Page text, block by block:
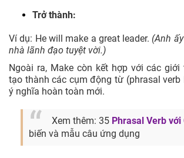
Trở thành:
Ví dụ: He will make a great leader. (Anh
nhà lãnh đạo tuyệt vời.)
Ngoài ra, Make còn kết hợp với các
tạo thành các cụm động từ (phrasal verb
ý nghĩa hoàn toàn mới.
Xem thêm: 35 Phrasal Verb với
biến và mẫu câu ứng dụng